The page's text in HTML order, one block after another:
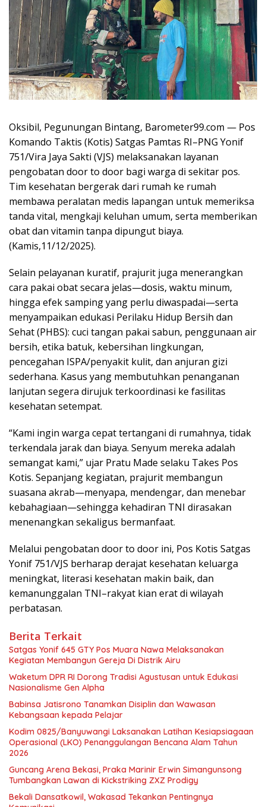
Oksibil, Pegunungan Bintang, Barometer99.com — Pos
Komando Taktis (Kotis) Satgas Pamtas RI–PNG Yonif
751/Vira Jaya Sakti (VJS) melaksanakan layanan
pengobatan door to door bagi warga di sekitar pos.
Tim kesehatan bergerak dari rumah ke rumah
membawa peralatan medis lapangan untuk memeriksa
tanda vital, mengkaji keluhan umum, serta memberikan
obat dan vitamin tanpa dipungut biaya.
(Kamis,11/12/2025).
Selain pelayanan kuratif, prajurit juga menerangkan
cara pakai obat secara jelas—dosis, waktu minum,
hingga efek samping yang perlu diwaspadai—serta
menyampaikan edukasi Perilaku Hidup Bersih dan
Sehat (PHBS): cuci tangan pakai sabun, penggunaan air
bersih, etika batuk, kebersihan lingkungan,
pencegahan ISPA/penyakit kulit, dan anjuran gizi
sederhana. Kasus yang membutuhkan penanganan
lanjutan segera dirujuk terkoordinasi ke fasilitas
kesehatan setempat.
“Kami ingin warga cepat tertangani di rumahnya, tidak
terkendala jarak dan biaya. Senyum mereka adalah
semangat kami,” ujar Pratu Made selaku Takes Pos
Kotis. Sepanjang kegiatan, prajurit membangun
suasana akrab—menyapa, mendengar, dan menebar
kebahagiaan—sehingga kehadiran TNI dirasakan
menenangkan sekaligus bermanfaat.
Melalui pengobatan door to door ini, Pos Kotis Satgas
Yonif 751/VJS berharap derajat kesehatan keluarga
meningkat, literasi kesehatan makin baik, dan
kemanunggalan TNI–rakyat kian erat di wilayah
perbatasan.
Berita Terkait
Satgas Yonif 645 GTY Pos Muara Nawa Melaksanakan
Kegiatan Membangun Gereja Di Distrik Airu
Waketum DPR RI Dorong Tradisi Agustusan untuk Edukasi
Nasionalisme Gen Alpha
Babinsa Jatisrono Tanamkan Disiplin dan Wawasan
Kebangsaan kepada Pelajar
Kodim 0825/Banyuwangi Laksanakan Latihan Kesiapsiagaan
Operasional (LKO) Penanggulangan Bencana Alam Tahun
2026
Guncang Arena Bekasi, Praka Marinir Erwin Simangunsong
Tumbangkan Lawan di Kickstriking ZXZ Prodigy
Bekali Dansatkowil, Wakasad Tekankan Pentingnya